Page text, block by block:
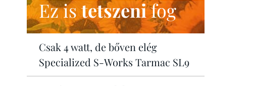
Ez istetszenifog
Csak 4 watt, de bőven elég
Specialized S-Works Tarmac SL9